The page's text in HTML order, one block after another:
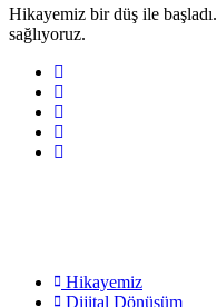
Hikayemiz bir düş ile
sağlıyoruz.
Hikayemiz
Dijital Dönüşüm